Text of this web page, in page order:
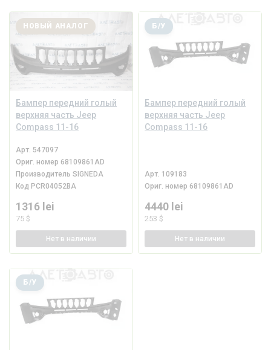
Бампер передний голый
верхняя часть Jeep
Compass 11-16
НОВЫЙ АНАЛОГ
Арт. 547097
Ориг. номер 68109861AD
ПроизводительSIGNEDA
Код PCR04052BA
1316 lei
75 $
Нет в наличии
Бампер передний голый
верхняя часть Jeep
Compass 11-16
Б/У
Арт. 109183
Ориг. номер 68109861AD
4440 lei
253 $
Нет в наличии
Б/У